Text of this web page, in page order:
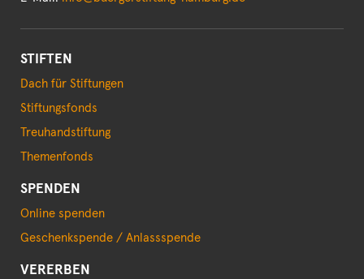
STIFTEN
Dach für Stiftungen
Stiftungsfonds
Treuhandstiftung
Themenfonds
SPENDEN
Online spenden
Geschenkspende / Anlassspende
VERERBEN